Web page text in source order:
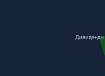
Дивиденды